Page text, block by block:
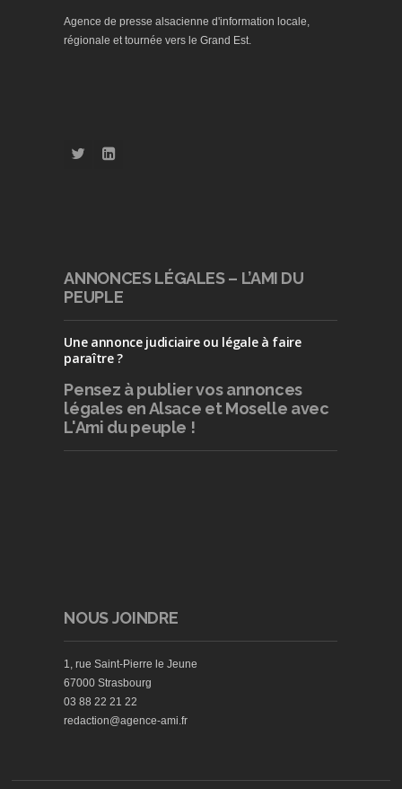
Agence de presse alsacienne d'information locale,
régionale et tournée vers le Grand Est.
ANNONCES LÉGALES – L’AMI DU
PEUPLE
Une annonce judiciaire ou légale à faire
paraître ?
Pensez à publiervos annonces
légales en Alsace et Moselle avec
L'Ami du peuple !
NOUS JOINDRE
1, rue Saint-Pierre le Jeune
67000 Strasbourg
03 88 22 21 22
redaction@agence-ami.fr